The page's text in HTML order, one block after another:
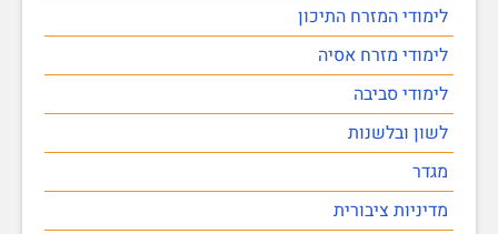
לימודי המזרח התיכון
לימודי מזרח אסיה
לימודי סביבה
לשון ובלשנות
מגדר
מדיניות ציבורית